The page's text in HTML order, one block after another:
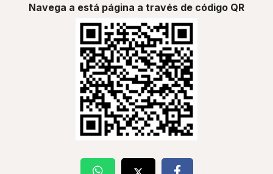
Navega a está página a través de código QR